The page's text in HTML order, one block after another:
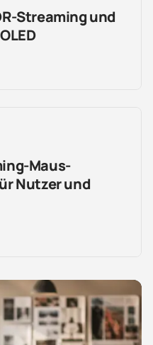
Streaming und
Maus-
Nutzer und